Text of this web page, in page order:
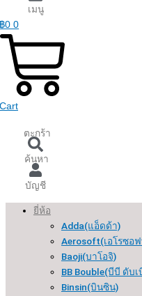
เมนู
฿0 0
Cart
ตะกร้า
ค้นหา
บัญชี
ยี่ห้อ
Adda(แอ็ดด้า)
Aerosoft(เอโรซอ
Baoji(บาโอจิ)
BB Bouble(บีบี ดับเ
Binsin(บินซิน)